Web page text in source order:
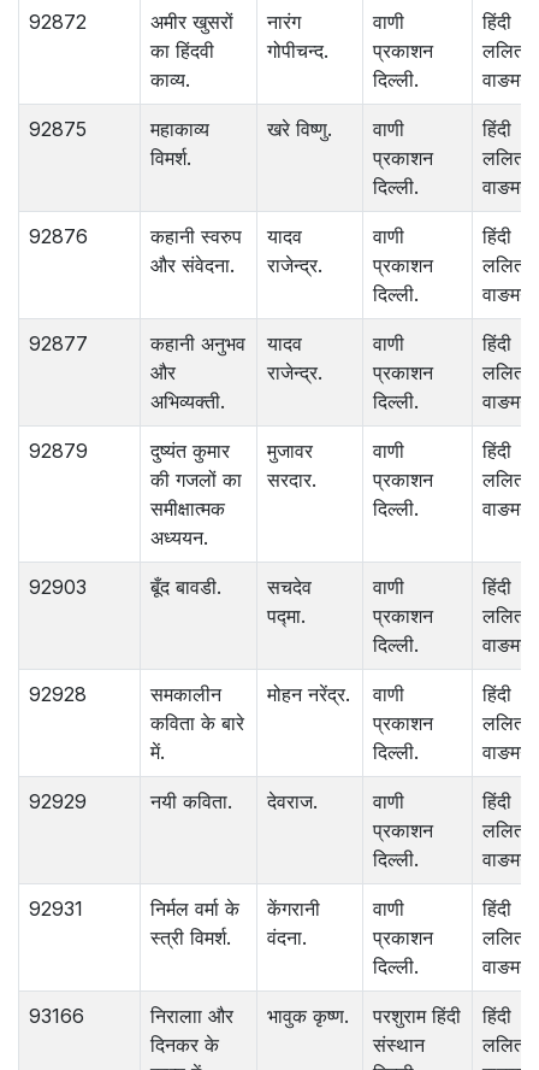
92872
अमीर खुसरों
का हिंदवी
काव्य.
नारंग
गोपीचन्द.
वाणी
प्रकाशन
दिल्ली.
हिंदी
ललित
वाङमय.
92875
महाकाव्य
विमर्श.
खरे विष्णु.
वाणी
प्रकाशन
दिल्ली.
हिंदी
ललित
वाङमय.
92876
कहानी स्वरुप
और संवेदना.
यादव
राजेन्द्र.
वाणी
प्रकाशन
दिल्ली.
हिंदी
ललित
वाङमय.
92877
कहानी अनुभव
और
अभिव्यक्ती.
यादव
राजेन्द्र.
वाणी
प्रकाशन
दिल्ली.
हिंदी
ललित
वाङमय.
92879
दुष्यंत कुमार
की गजलों का
समीक्षात्मक
अध्ययन.
मुजावर
सरदार.
वाणी
प्रकाशन
दिल्ली.
हिंदी
ललित
वाङमय.
92903 बूँद बावडी.
सचदेव
पद्मा.
वाणी
प्रकाशन
दिल्ली.
हिंदी
ललित
वाङमय.
92928
समकालीन
कविता के बारे
में.
मोहन नरेंद्र.
वाणी
प्रकाशन
दिल्ली.
हिंदी
ललित
वाङमय.
92929 नयी कविता. देवराज.
वाणी
प्रकाशन
दिल्ली.
हिंदी
ललित
वाङमय.
92931
निर्मल वर्मा के
स्त्री विमर्श.
केंगरानी
वंदना.
वाणी
प्रकाशन
दिल्ली.
हिंदी
ललित
वाङमय.
93166
निरालाा और
दिनकर के
भावुक कृष्ण.
परशुराम हिंदी
संस्थान
हिंदी
ललित